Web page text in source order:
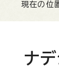
現在の位
ナ